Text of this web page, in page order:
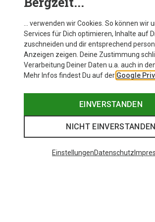
… verwenden wir Cookies. So können wir
Services für Dich optimieren, Inhalte auf
zuschneiden und dir entsprechend
Anzeigen zeigen. Deine Zustimmung
Verarbeitung Deiner Daten u.a. auch in
Mehr Infos findest Du auf der Google
EINVERSTANDEN
NICHT EINVERSTANDEN
EinstellungenDatenschutz